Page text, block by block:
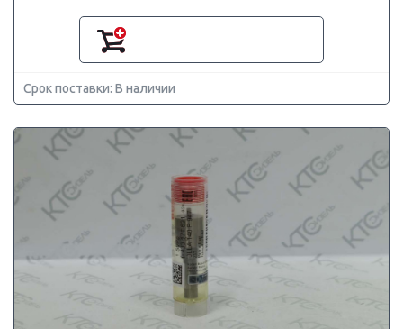
Срок поставки: В наличии